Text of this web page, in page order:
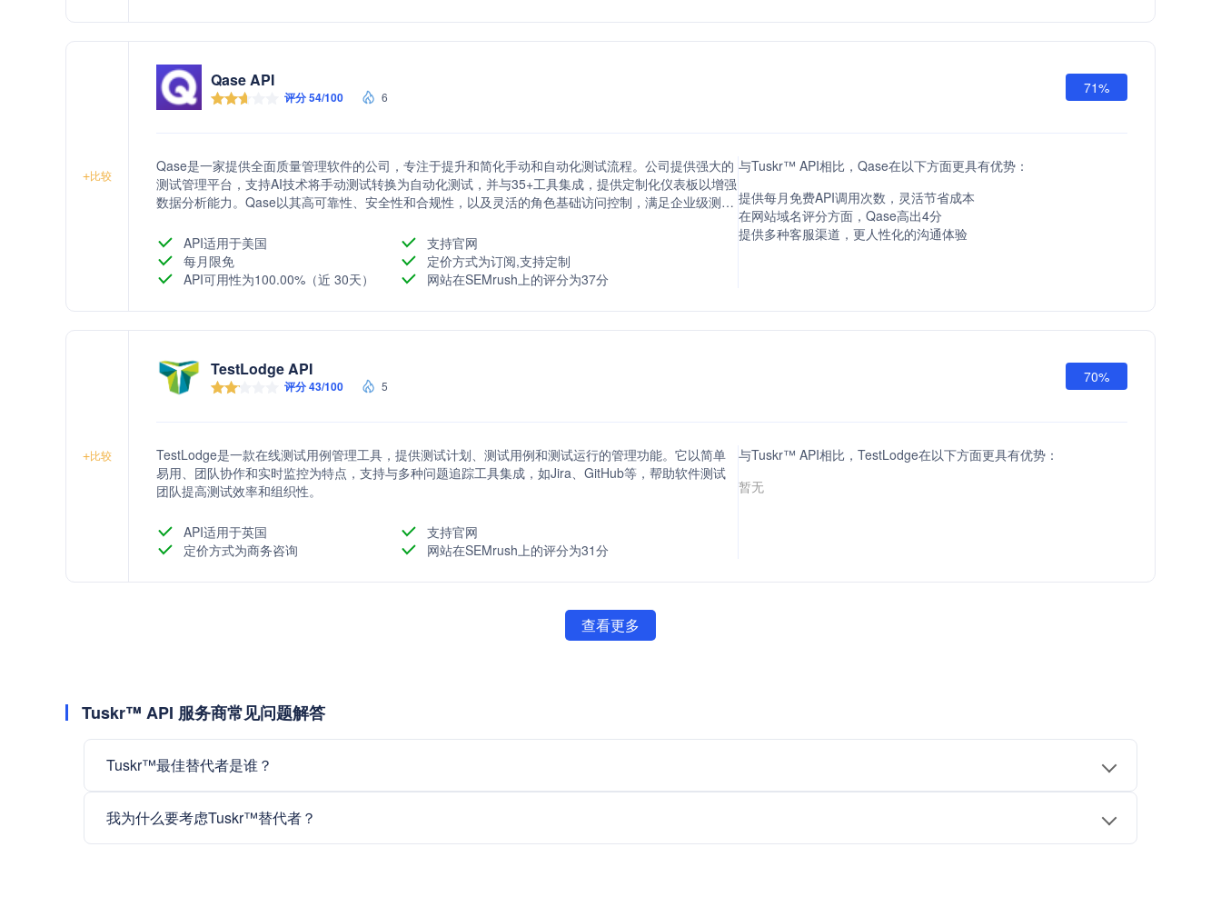
+比较
Qase API
评分 54/100 6
71%
Qase是一家提供全面质量管理软件的公司，专注于提升和简化手动和自动化测试流程。公司提供强大的
测试管理平台，支持AI技术将手动测试转换为自动化测试，并与35+工具集成，提供定制化仪表板以增强
数据分析能力。Qase以其高可靠性、安全性和合规性，以及灵活的角色基础访问控制，满足企业级测试
API适用于美国
支持官网
每月限免
定价方式为订阅,支持定制
API可用性为100.00%（近 30天）
网站在SEMrush上的评分为37分
与Tuskr™ API相比，Qase在以下方面更具有优势：
提供每月免费API调用次数，灵活节省成本
在网站域名评分方面，Qase高出4分
提供多种客服渠道，更人性化的沟通体验
+比较
TestLodge API
评分 43/100 5
70%
TestLodge是一款在线测试用例管理工具，提供测试计划、测试用例和测试运行的管理功能。它以简单
易用、团队协作和实时监控为特点，支持与多种问题追踪工具集成，如Jira、GitHub等，帮助软件测试
团队提高测试效率和组织性。
API适用于英国
支持官网
定价方式为商务咨询
网站在SEMrush上的评分为31分
与Tuskr™ API相比，TestLodge在以下方面更具有优势：
暂无
查看更多
Tuskr™ API 服务商常见问题解答
Tuskr™最佳替代者是谁？
我为什么要考虑Tuskr™替代者？